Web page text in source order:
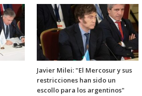
Javier Milei: "El Mercosur y sus
restricciones han sido un
escollo para los argentinos"